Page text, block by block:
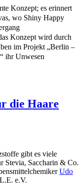
Konzept; es erinnert
wo Shiny Happy
Konzept wird durch
im Projekt „Berlin –
ihr Unwesen
die Haare
gibt es viele
Stevia, Saccharin & Co.
Udo
e.V.